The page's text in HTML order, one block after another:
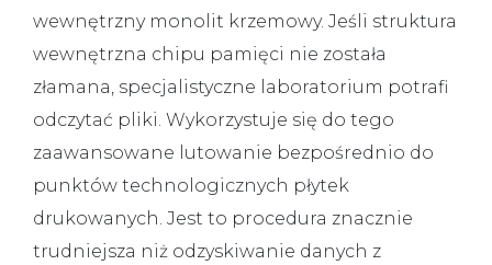
wewnętrzny monolit krzemowy. Jeśli struktura
wewnętrzna chipu pamięci nie została
złamana, specjalistyczne laboratorium potrafi
odczytać pliki. Wykorzystuje się do tego
zaawansowane lutowanie bezpośrednio do
punktów technologicznych płytek
drukowanych. Jest to procedura znacznie
trudniejsza niż odzyskiwanie danych z